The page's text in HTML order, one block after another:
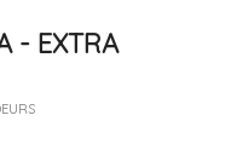
- EXTRA